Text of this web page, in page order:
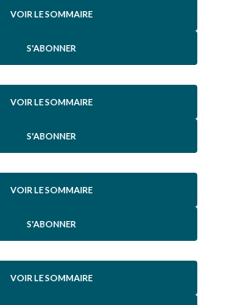
VOIR LE SOMMAIRE
S'ABONNER
VOIR LE SOMMAIRE
S'ABONNER
VOIR LE SOMMAIRE
S'ABONNER
VOIR LE SOMMAIRE